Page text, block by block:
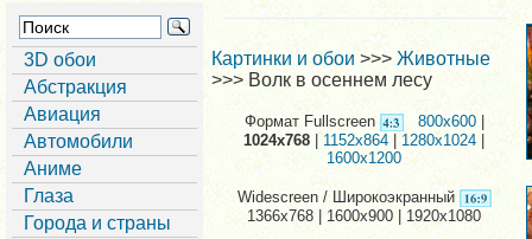
3D обои
Абстракция
Авиация
Автомобили
Аниме
Глаза
Города и страны
Картинки и обои >>> Животные
>>> Волк в осеннем лесу
Формат Fullscreen 800x600
1024x768
1152x864|1280x1024
1600x1200
Widescreen / Широкоэкранный
1366x768 | 1600x900 | 1920x1080